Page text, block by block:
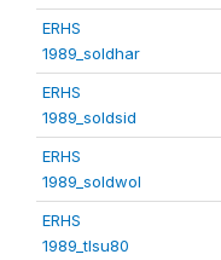
ERHS
1989_soldhar
ERHS
1989_soldsid
ERHS
1989_soldwol
ERHS
1989_tlsu80